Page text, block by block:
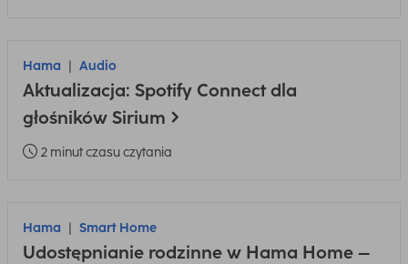
Hama Audio
Aktualizacja: Spotify Connect dla
głośników Sirium
2 minut czasu czytania
Hama Smart Home
Udostępnianie rodzinne w Hama Home –